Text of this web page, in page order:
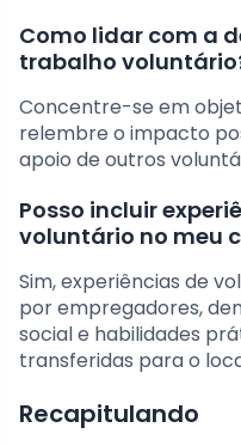
Como lidar com a
trabalho
Concentre-se em
relembre o impacto
apoio de outros
Posso incluir
voluntário no meu
Sim, experiências de
por empregadores,
social e habilidades
transferidas para o
Recapitulando